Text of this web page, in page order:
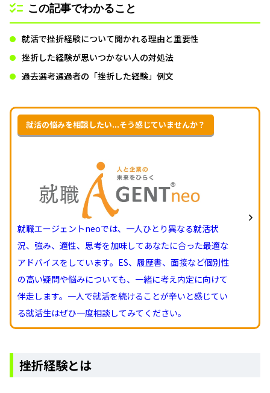
この記事でわかること
就活で挫折経験について聞かれる理由と重要性
挫折した経験が思いつかない人の対処法
過去選考通過者の「挫折した経験」例文
就活の悩みを相談したい...そう感じていませんか？
就職エージェントneoでは、一人ひとり異なる就活状
況、強み、適性、思考を加味してあなたに合った最適な
アドバイスをしています。ES、履歴書、面接など個別性
の高い疑問や悩みについても、一緒に考え内定に向けて
伴走します。一人で就活を続けることが辛いと感じてい
る就活生はぜひ一度相談してみてください。
挫折経験とは